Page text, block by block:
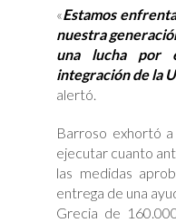
«Estamos
nuestra
una lucha por
integración de la
alertó.
Barroso exhortó
ejecutar cuanto
las medidas
entrega de una
Grecia de